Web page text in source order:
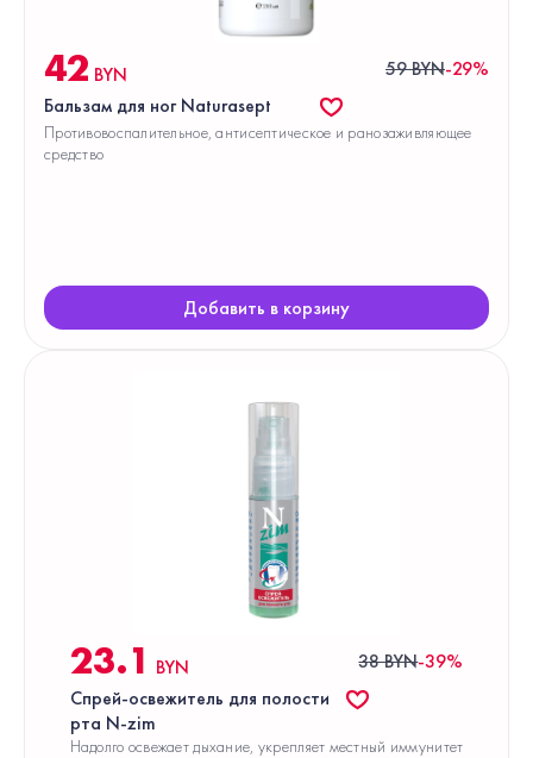
42 BYN 59 BYN-29%
Бальзам для ног Naturasept
Противовоспалительное, антисептическое и ранозаживляющее
средство
Добавить в корзину
23.1 BYN 38 BYN-39%
Спрей-освежитель для полости
рта N-zim
Надолго освежает дыхание, укрепляет местный иммунитет